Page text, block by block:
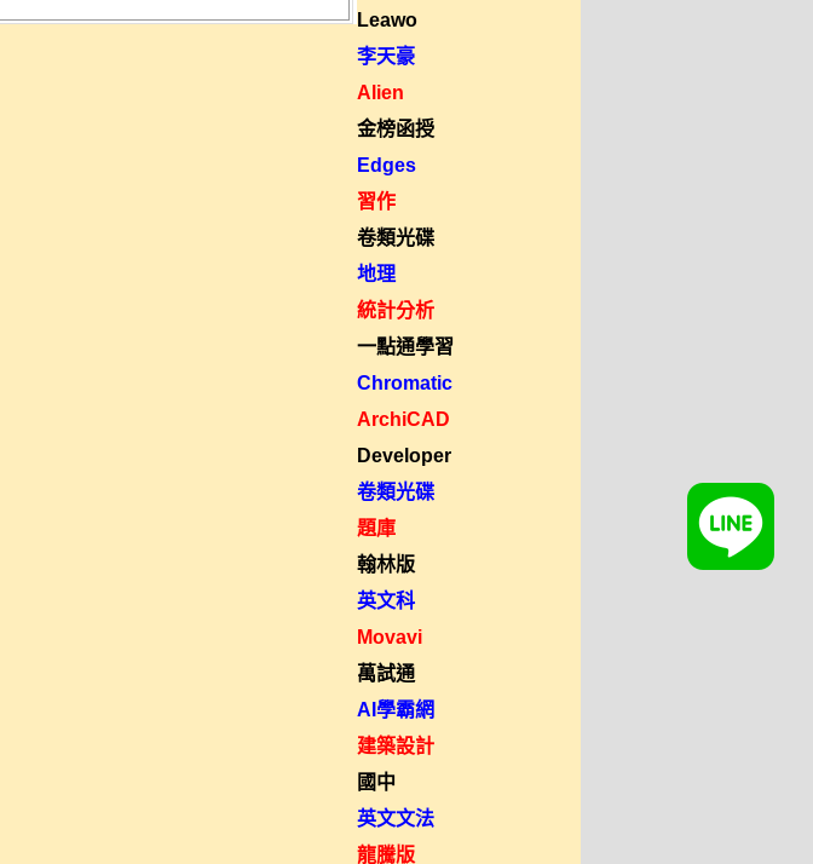
Leawo
李天豪
Alien
金榜函授
Edges
習作
卷類光碟
地理
統計分析
一點通學習
Chromatic
ArchiCAD
Developer
卷類光碟
題庫
翰林版
英文科
Movavi
萬試通
AI學霸網
建築設計
國中
英文文法
龍騰版